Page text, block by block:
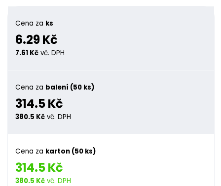
Cena za ks
6.29 Kč
7.61 Kč vč. DPH
Cena za balení (50 ks)
314.5 Kč
380.5 Kč vč. DPH
Cena za karton (50 ks)
314.5 Kč
380.5 Kč vč. DPH